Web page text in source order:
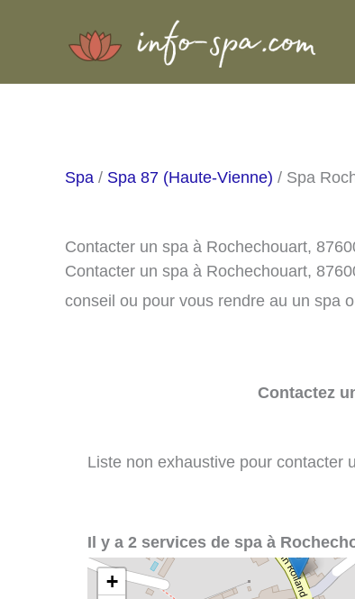
Spa / Spa 87 (Haute-Vienne) / Spa
Contacter un spa à Rochechouart,
Contacter un spa à Rochechouart,
conseil ou pour vous rendre au un spa
Contactez
Liste non exhaustive pour contacter
Il y a 2 services de spa à
+